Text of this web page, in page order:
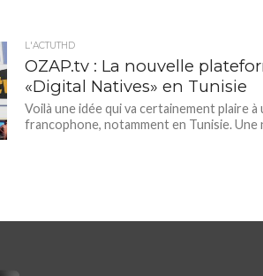
L'ACTUTHD
OZAP.tv : La nouvelle
«Digital Natives» en Tunisie
Voilà une idée qui va certainement plaire
francophone, notamment en Tunisie. Une